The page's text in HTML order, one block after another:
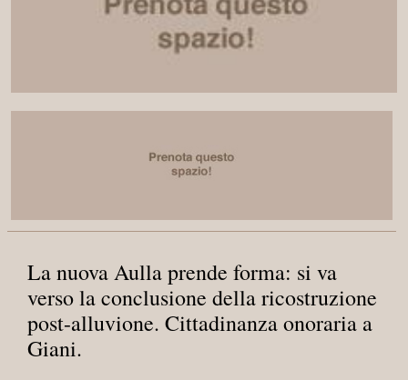
La nuova Aulla prende forma: si va
verso la conclusione della ricostruzione
post-alluvione. Cittadinanza onoraria a
Giani.